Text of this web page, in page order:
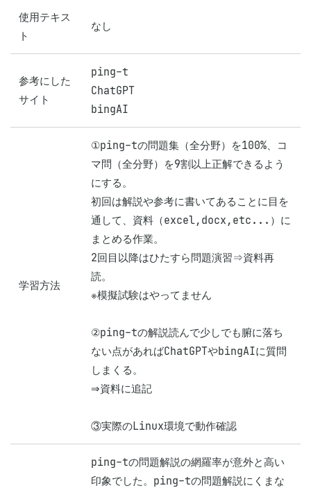
使用テキス
ト
なし
参考にした
サイト
ping-t
ChatGPT
bingAI
学習方法
①ping-tの問題集（全分野）を100%、コ
マ問（全分野）を9割以上正解できるよう
にする。
初回は解説や参考に書いてあることに目を
通して、資料（excel,docx,etc...）に
まとめる作業。
2回目以降はひたすら問題演習⇒資料再
読。
※模擬試験はやってません
②ping-tの解説読んで少しでも腑に落ち
ない点があればChatGPTやbingAIに質問
しまくる。
⇒資料に追記
③実際のLinux環境で動作確認
ping-tの問題解説の網羅率が意外と高い
印象でした。ping-tの問題解説にくまな